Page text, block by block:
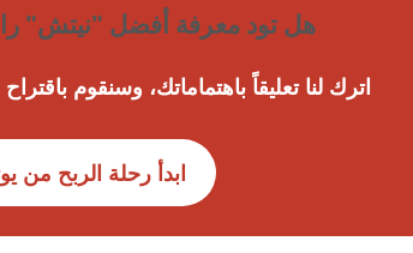
هل تود معرفة أفضل "نيتش"
اترك لنا تعليقاً باهتماماتك، وسنقوم
ابدأ رحلة الربح من